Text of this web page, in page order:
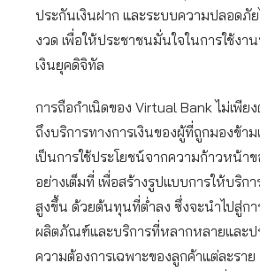
ประกันเงินฝาก และระบบความปลอดภัย
งวด เพื่อให้ประชาชนมั่นใจในการใช้งา
เงินยุคดิจิทัล
การถือกำเนิดของ Virtual Bank ไม่เพีย
ถึงบริการทางการเงินของผู้ที่ถูกมองข้า
เป็นการใช้ประโยชน์จากความก้าวหน้าข
อย่างเต็มที่ เพื่อสร้างรูปแบบการให้บริก
สูงขึ้น ด้วยต้นทุนที่ต่ำลง ซึ่งจะนำไปสู่กา
ผลิตภัณฑ์และบริการที่หลากหลายและป
ความต้องการเฉพาะของลูกค้าแต่ละรา